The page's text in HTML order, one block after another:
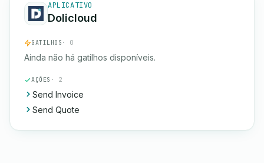
APLICATIVO
Dolicloud
GATILHOS · 0
Ainda não há gatilhos disponíveis.
AÇÕES · 2
Send Invoice
Send Quote